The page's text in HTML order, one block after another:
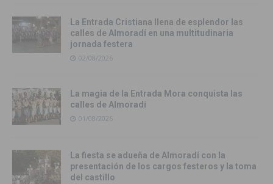
La Entrada Cristiana llena de esplendor las
calles de Almoradí en una multitudinaria
jornada festera
02/08/2026
La magia de la Entrada Mora conquista las
calles de Almoradí
01/08/2026
La fiesta se adueña de Almoradí con la
presentación de los cargos festeros y la toma
del castillo